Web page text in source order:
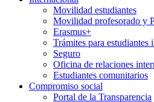
Movilidad estudiantes
Movilidad profesorado y
Erasmus+
Trámites para estudiantes
Seguro
Oficina de relaciones
Estudiantes comunitarios
Compromiso social
Portal de la Transparencia